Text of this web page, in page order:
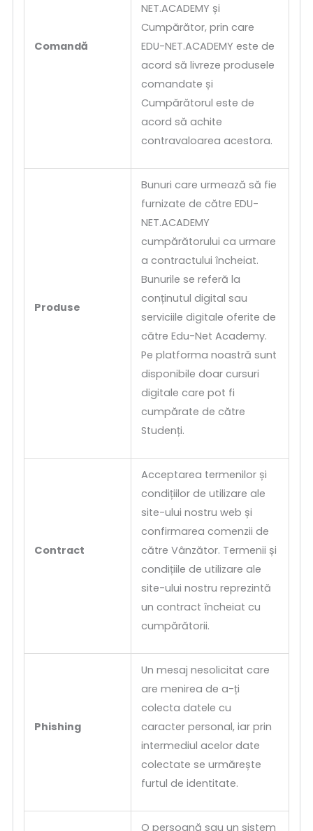
Comandă
NET.ACADEMY și
Cumpărător, prin care
EDU-NET.ACADEMY este de
acord să livreze produsele
comandate și
Cumpărătorul este de
acord să achite
contravaloarea acestora.
Produse
Bunuri care urmează să fie
furnizate de către EDU-
NET.ACADEMY
cumpărătorului ca urmare
a contractului încheiat.
Bunurile se referă la
conținutul digital sau
serviciile digitale oferite de
către Edu-Net Academy.
Pe platforma noastră sunt
disponibile doar cursuri
digitale care pot fi
cumpărate de către
Studenți.
Contract
Acceptarea termenilor și
condițiilor de utilizare ale
site-ului nostru web și
confirmarea comenzii de
către Vânzător. Termenii și
condițiile de utilizare ale
site-ului nostru reprezintă
un contract încheiat cu
cumpărătorii.
Phishing
Un mesaj nesolicitat care
are menirea de a-ți
colecta datele cu
caracter personal, iar prin
intermediul acelor date
colectate se urmărește
furtul de identitate.
O persoană sau un sistem